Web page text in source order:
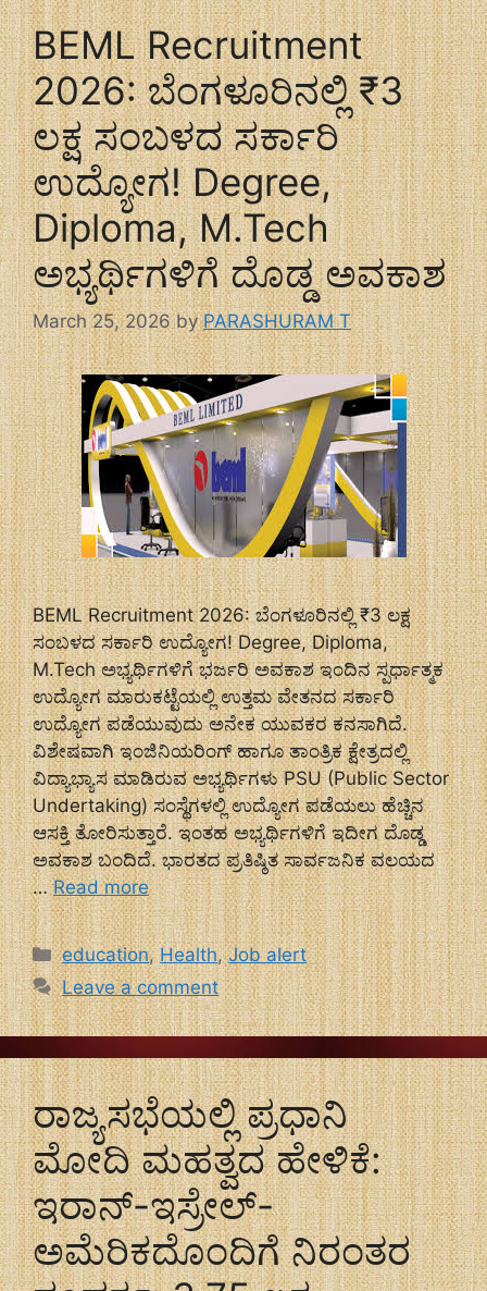
BEML Recruitment
2026: ಬೆಂಗಳೂರಿನಲ್ಲಿ ₹3
ಲಕ್ಷ ಸಂಬಳದ ಸರ್ಕಾರಿ
ಉದ್ಯೋಗ! Degree,
Diploma, M.Tech
ಅಭ್ಯರ್ಥಿಗಳಿಗೆ ದೊಡ್ಡ ಅವಕಾಶ
March 25, 2026 byPARASHURAM T
BEML Recruitment 2026: ಬೆಂಗಳೂರಿನಲ್ಲಿ ₹3 ಲಕ್ಷ
ಸಂಬಳದ ಸರ್ಕಾರಿ ಉದ್ಯೋಗ! Degree, Diploma,
M.Tech ಅಭ್ಯರ್ಥಿಗಳಿಗೆ ಭರ್ಜರಿ ಅವಕಾಶ ಇಂದಿನ ಸ್ಪರ್ಧಾತ್ಮಕ
ಉದ್ಯೋಗ ಮಾರುಕಟ್ಟೆಯಲ್ಲಿ ಉತ್ತಮ ವೇತನದ ಸರ್ಕಾರಿ
ಉದ್ಯೋಗ ಪಡೆಯುವುದು ಅನೇಕ ಯುವಕರ ಕನಸಾಗಿದೆ.
ವಿಶೇಷವಾಗಿ ಇಂಜಿನಿಯರಿಂಗ್ ಹಾಗೂ ತಾಂತ್ರಿಕ ಕ್ಷೇತ್ರದಲ್ಲಿ
ವಿದ್ಯಾಭ್ಯಾಸ ಮಾಡಿರುವ ಅಭ್ಯರ್ಥಿಗಳು PSU (Public Sector
Undertaking) ಸಂಸ್ಥೆಗಳಲ್ಲಿ ಉದ್ಯೋಗ ಪಡೆಯಲು ಹೆಚ್ಚಿನ
ಆಸಕ್ತಿ ತೋರಿಸುತ್ತಾರೆ. ಇಂತಹ ಅಭ್ಯರ್ಥಿಗಳಿಗೆ ಇದೀಗ ದೊಡ್ಡ
ಅವಕಾಶ ಬಂದಿದೆ. ಭಾರತದ ಪ್ರತಿಷ್ಠಿತ ಸಾರ್ವಜನಿಕ ವಲಯದ
…Read more
Categories
education,Health,Job alert
Leave a comment
ರಾಜ್ಯಸಭೆಯಲ್ಲಿ ಪ್ರಧಾನಿ
ಮೋದಿ ಮಹತ್ವದ ಹೇಳಿಕೆ:
ಇರಾನ್-ಇಸ್ರೇಲ್-
ಅಮೆರಿಕದೊಂದಿಗೆ ನಿರಂತರ